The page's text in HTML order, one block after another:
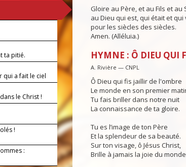
ta pitié.
qui a fait le ciel
le Christ !
!
:
Gloire au Père, et au Fils et au
au Dieu qui est, qui était et qui
pour les siècles des siècles.
Amen. (Alléluia.)
HYMNE : Ô DIEU QUI
A. Rivière — CNPL
Ô Dieu qui fis jaillir de l'ombre
Le monde en son premier
Tu fais briller dans notre nuit
La connaissance de ta gloire.
Tu es l’image de ton Père
Et la splendeur de sa beauté.
Sur ton visage, ô Jésus Christ,
Brille à jamais la joie du